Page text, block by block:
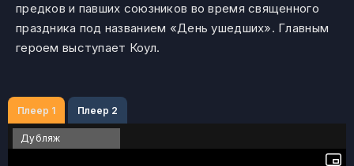
предков и павших союзников во время священного
праздника под названием «День ушедших». Главным
героем выступает Коул.
Плеер 1 Плеер 2
Дубляж